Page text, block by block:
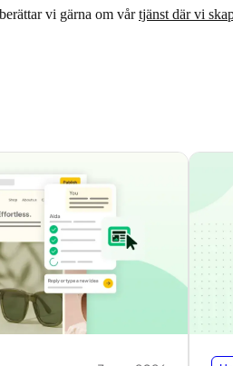
vi gärna om vårtjänst där vi